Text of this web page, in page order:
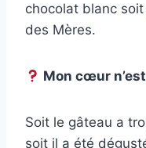
chocolat blanc
des Mères.
Mon cœur
Soit le gâteau a
soit il a été